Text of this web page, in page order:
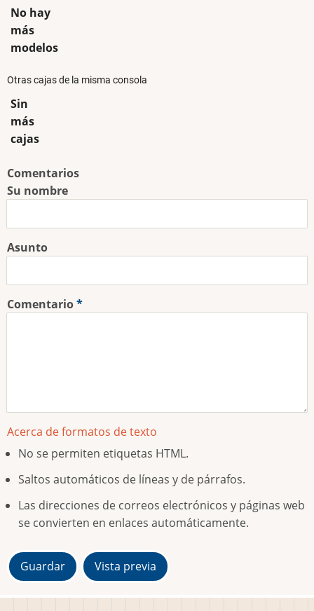
No hay
más
modelos
Otras cajas de la misma consola
Sin
más
cajas
Comentarios
Su nombre
Asunto
Comentario
Acerca de formatos de texto
No se permiten etiquetas HTML.
Saltos automáticos de líneas y de párrafos.
Las direcciones de correos electrónicos y páginas web
se convierten en enlaces automáticamente.